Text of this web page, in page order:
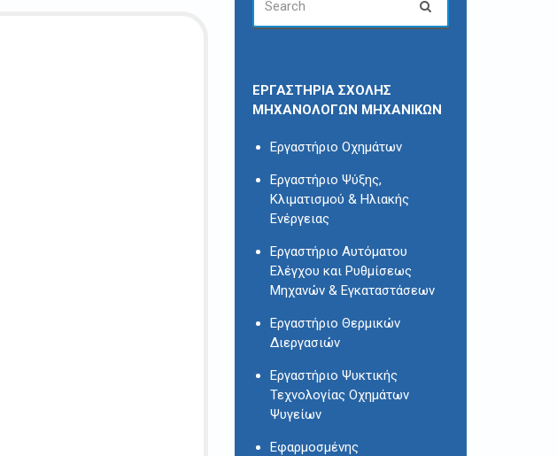
FOR:
ΕΡΓΑΣΤΗΡΙΑ ΣΧΟΛΗΣ
ΜΗΧΑΝΟΛΟΓΩΝ ΜΗΧΑΝΙΚΩΝ
Εργαστήριο Οχημάτων
Εργαστήριο Ψύξης,
Κλιματισμού & Ηλιακής
Ενέργειας
Εργαστήριο Αυτόματου
Ελέγχου και Ρυθμίσεως
Μηχανών & Εγκαταστάσεων
Εργαστήριο Θερμικών
Διεργασιών
Εργαστήριο Ψυκτικής
Τεχνολογίας Οχημάτων
Ψυγείων
Εφαρμοσμένης